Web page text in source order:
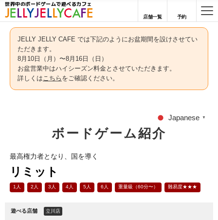
世界中のボードゲームで遊べるカフェ
店舗一覧 予約
JELLY JELLY CAFE では下記のようにお盆期間を設けさせてい
ただきます。
8月10日（月）〜8月16日（日）
お盆営業中はハイシーズン料金とさせていただきます。
詳しくはこちら をご確認ください。
Japanese ▼
ボードゲーム紹介
最高権力者となり、国を導く
リミット
1人 2人 3人 4人 5人 6人 重量級（60分〜） 難易度★★★
遊べる店舗 立川店